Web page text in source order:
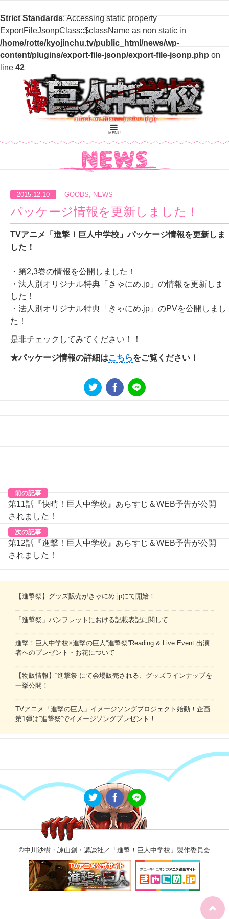
Strict Standards: Accessing static property
ExportFileJsonpClass::$className as non static in
/home/rotte/kyojinchu.tv/public_html/news/wp-
content/plugins/export-file-jsonp/export-file-jsonp.php on
line 42
MENU
2015.12.10 GOODS, NEWS
パッケージ情報を更新しました！
TVアニメ「進撃！巨人中学校」パッケージ情報を更新しま
した！
・第2,3巻の情報を公開しました！
・法人別オリジナル特典「きゃにめ.jp」の情報を更新しま
した！
・法人別オリジナル特典「きゃにめ.jp」のPVを公開しまし
た！
是非チェックしてみてください！！
★パッケージ情報の詳細はこちらをご覧ください！
前の記事
第11話『快晴！巨人中学校』あらすじ＆WEB予告が公開
されました！
次の記事
第12話『進撃！巨人中学校』あらすじ＆WEB予告が公開
されました！
【進撃祭】グッズ販売がきゃにめ.jpにて開始！
「進撃祭」パンフレットにおける記載表記に関して
進撃！巨人中学校×進撃の巨人“進撃祭”Reading & Live Event 出演
者へのプレゼント・お花について
【物販情報】“進撃祭”にて会場販売される、グッズラインナップを
一挙公開！
TVアニメ「進撃の巨人」イメージソングプロジェクト始動！企画
第1弾は”進撃祭”でイメージソングプレゼント！
©中川沙樹・諫山創・講談社／「進撃！巨人中学校」製作委員会